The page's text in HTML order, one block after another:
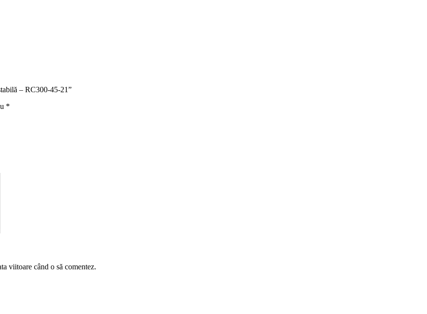
– RC300-45-21”
*
viitoare când o să comentez.